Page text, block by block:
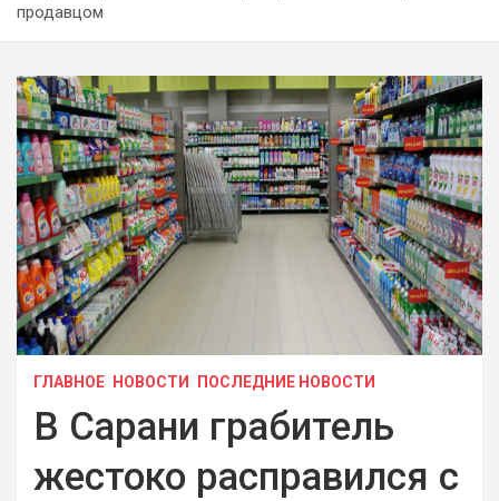
продавцом
ГЛАВНОЕ НОВОСТИ ПОСЛЕДНИЕ НОВОСТИ
В Сарани грабитель
жестоко расправился с